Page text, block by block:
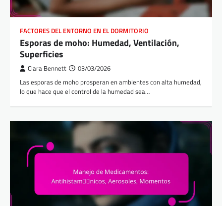
FACTORES DEL ENTORNO EN EL DORMITORIO
Esporas de moho: Humedad, Ventilación,
Superficies
Clara Bennett 03/03/2026
Las esporas de moho prosperan en ambientes con alta humedad,
lo que hace que el control de la humedad sea…